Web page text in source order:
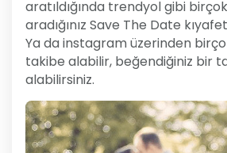
aratıldığında trendyol gibi
aradığınız Save The Date
Ya da instagram üzerinden
takibe alabilir, beğendiğiniz bir
alabilirsiniz.